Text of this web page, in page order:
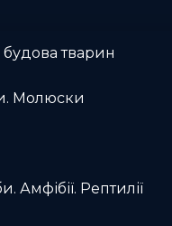
будова тварин
Молюски
Амфібії. Рептилії